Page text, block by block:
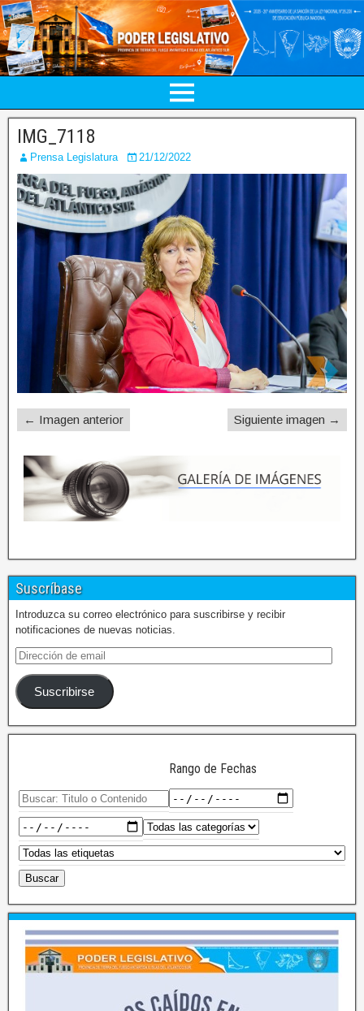
IMG_7118
Prensa Legislatura 21/12/2022
← Imagen anterior Siguiente imagen →
Suscríbase
Introduzca su correo electrónico para suscribirse y recibir
notificaciones de nuevas noticias.
Suscribirse
Rango de Fechas